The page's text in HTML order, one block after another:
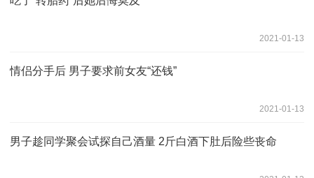
2021-01-13
情侣分手后 男子要求前女友“还钱”
2021-01-13
男子趁同学聚会试探自己酒量 2斤白酒下肚后险些丧命